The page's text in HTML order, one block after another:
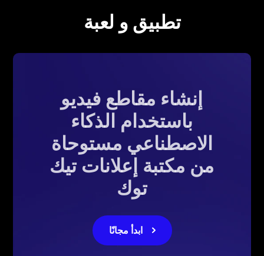
تطبيق و لعبة
إنشاء مقاطع فيديو
باستخدام الذكاء
الاصطناعي مستوحاة
من مكتبة إعلانات تيك
توك
ابدأ مجانًا